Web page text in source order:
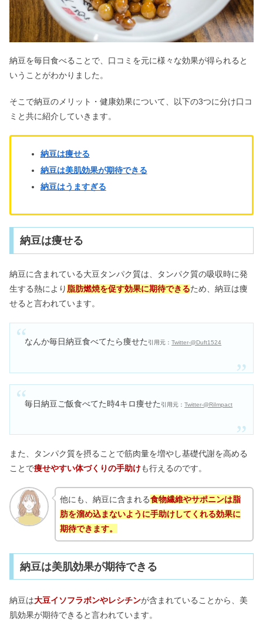
納豆を毎日食べることで、口コミを元に様々な効果が得られると
いうことがわかりました。
そこで納豆のメリット・健康効果について、以下の3つに分け口コ
ミと共に紹介していきます。
納豆は痩せる
納豆は美肌効果が期待できる
納豆はうますぎる
納豆は痩せる
納豆に含まれている大豆タンパク質は、タンパク質の吸収時に発
生する熱により 脂肪燃焼を促す効果に期待できるため、納豆は痩
せると言われています。
なんか毎日納豆食べてたら痩せた 引用元：Twitter-@Duft1524
毎日納豆ご飯食べてた時4キロ痩せた 引用元：Twitter-@RiImpact
また、タンパク質を摂ることで筋肉量を増やし基礎代謝を高める
ことで痩せやすい体づくりの手助けも行えるのです。
他にも、納豆に含まれる食物繊維やサポニンは脂
肪を溜め込まないように手助けしてくれる効果に
期待できます。
納豆は美肌効果が期待できる
納豆は大豆イソフラボンやレシチンが含まれていることから、美
肌効果が期待できると言われています。